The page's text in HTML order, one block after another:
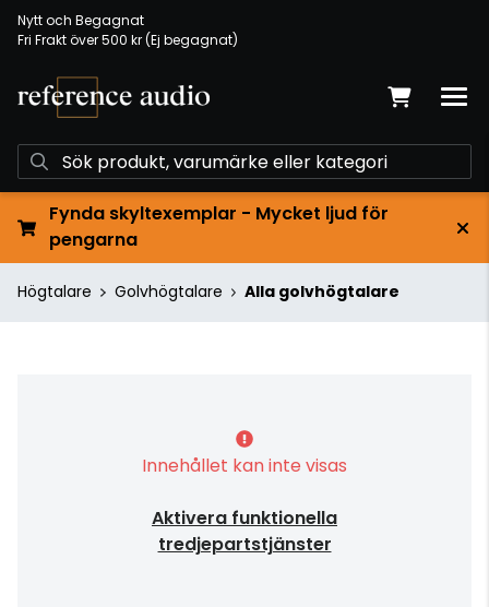
Nytt och Begagnat
Fri Frakt över 500 kr (Ej begagnat)
Fynda skyltexemplar - Mycket ljud för
pengarna
Högtalare Golvhögtalare Alla golvhögtalare
Innehållet kan inte visas
Aktivera funktionella
tredjepartstjänster